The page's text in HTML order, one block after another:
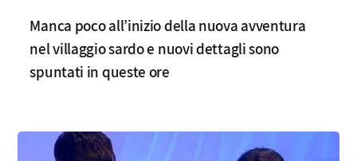
Manca poco all’inizio della nuova avventura
nel villaggio sardo e nuovi dettagli sono
spuntati in queste ore